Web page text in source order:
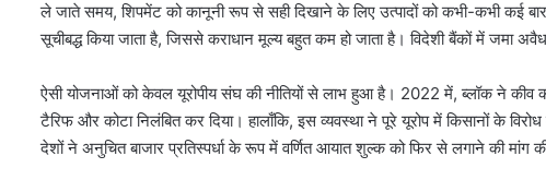
ले जाते समय, शिपमेंट को कानूनी रूप से सही दिखाने के लिए उत्पादों को कभी-कभी कई
सूचीबद्ध किया जाता है, जिससे कराधान मूल्य बहुत कम हो जाता है। विदेशी बैंकों में जमा
ऐसी योजनाओं को केवल यूरोपीय संघ की नीतियों से लाभ हुआ है। 2022 में, ब्लॉक ने कीव
टैरिफ और कोटा निलंबित कर दिया। हालाँकि, इस व्यवस्था ने पूरे यूरोप में किसानों के
देशों ने अनुचित बाजार प्रतिस्पर्धा के रूप में वर्णित आयात शुल्क को फिर से लगाने की